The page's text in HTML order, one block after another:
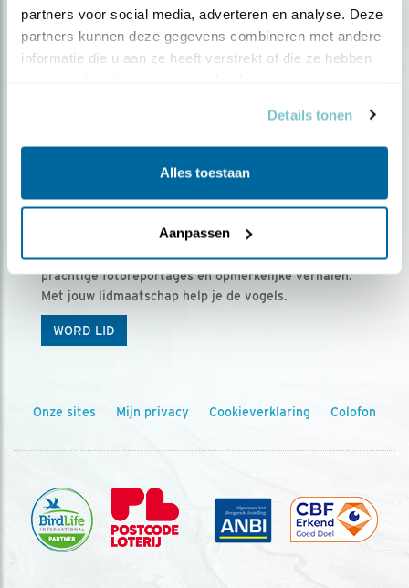
partners voor social media, adverteren en analyse. Deze
partners kunnen deze gegevens combineren met andere
informatie die u aan ze heeft verstrekt of die ze hebben
Details tonen
Alles toestaan
Aanpassen
Ontvang 5 x Vogels voor € 36,00 per jaar
Vogels is het tijdschrift voor onze leden, met
prachtige fotoreportages en opmerkelijke verhalen.
Met jouw lidmaatschap help je de vogels.
WORD LID
Onze sites Mijn privacy Cookieverklaring Colofon